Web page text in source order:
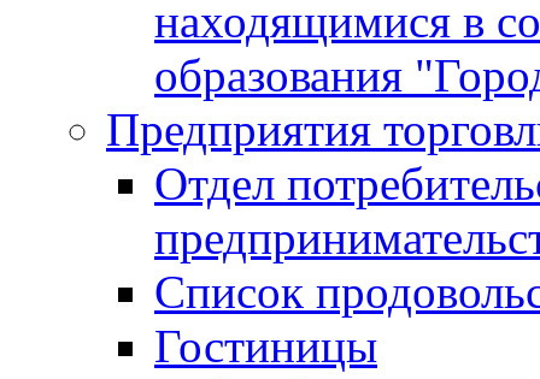
находящимися в
образования
Предприятия
Отдел
Список
Гостиницы